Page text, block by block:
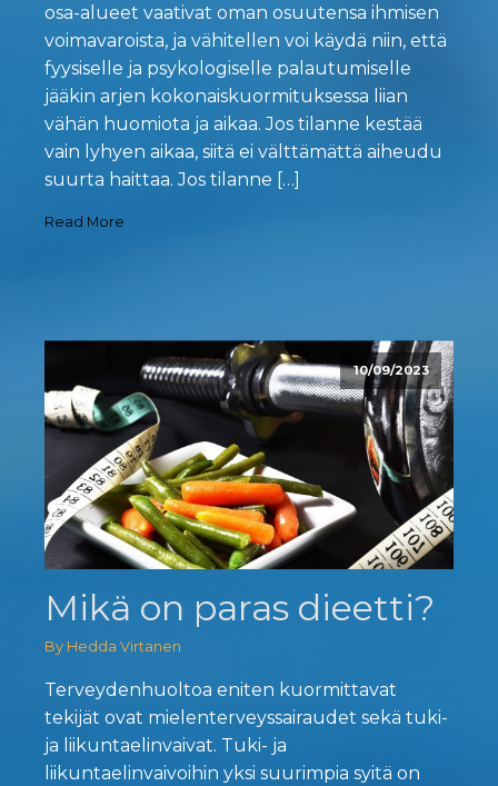
osa-alueet vaativat oman osuutensa ihmisen
voimavaroista, ja vähitellen voi käydä niin, että
fyysiselle ja psykologiselle palautumiselle
jääkin arjen kokonaiskuormituksessa liian
vähän huomiota ja aikaa. Jos tilanne kestää
vain lyhyen aikaa, siitä ei välttämättä aiheudu
suurta haittaa. Jos tilanne […]
Read More
10/09/2023
Mikä on paras dieetti?
By Hedda Virtanen
Terveydenhuoltoa eniten kuormittavat
tekijät ovat mielenterveyssairaudet sekä tuki-
ja liikuntaelinvaivat. Tuki- ja
liikuntaelinvaivoihin yksi suurimpia syitä on